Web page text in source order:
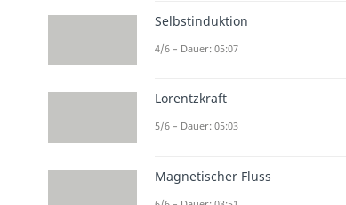
Selbstinduktion
4/6 – Dauer: 05:07
Lorentzkraft
5/6 – Dauer: 05:03
Magnetischer Fluss